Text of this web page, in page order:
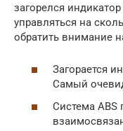
загорелся
управляться на
обратить внимание
Загорается
Самый
Система ABS